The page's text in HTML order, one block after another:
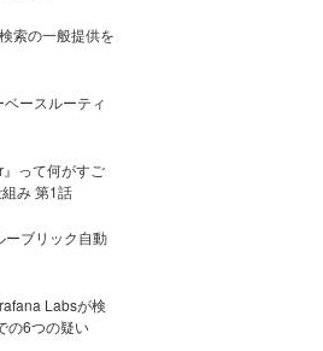
索の一般提供を
ースルーティ
って何がすご
み 第1話
ブリック自動
Labsが検
の6つの疑い